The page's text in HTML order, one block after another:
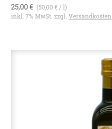
25,00 € (50,00 € / l)
inkl. 7% MwSt. zzgl.Versandkosten